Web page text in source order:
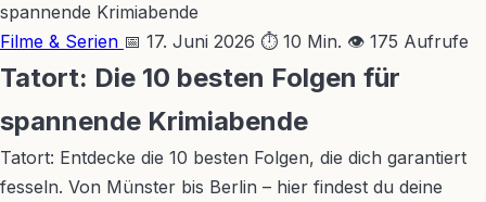
spannende Krimiabende
Filme & Serien 📅 17. Juni 2026 ⏱ 10 Min. 👁 175 Aufrufe
Tatort: Die 10 besten Folgen für
spannende Krimiabende
Tatort: Entdecke die 10 besten Folgen, die dich garantiert
fesseln. Von Münster bis Berlin – hier findest du deine